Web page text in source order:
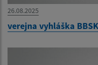
26.08.2025
verejna vyhláška BBSK